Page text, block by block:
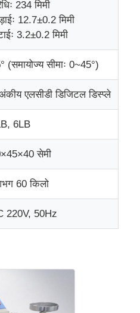
234 मिमी
12.7±0.2 मिमी
3.2±0.2 मिमी
(समायोज्य सीमाः 0~45°)
एलसीडी डिजिटल डिस्प्ले
6LB
सेमी
60 किलो
220V, 50Hz